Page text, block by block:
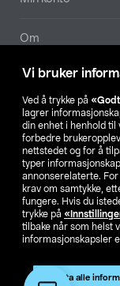
Vi bruker
Ved å trykke på
lagrer
din enhet i henhold til
forbedre
nettstedet og for å
typer
annonserelaterte.
krav om samtykke,
fungere. Hvis du
trykke på
tilbake når som helst
informasjonskapsler
Godta alle
Om
Aktuelt
Våre selskaper